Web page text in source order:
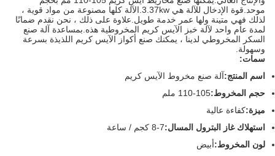
موحد.قوة الإدخال للآلة هي 3.37kw.الآلة كلها مصنوعة من مواد قوية ،
لذلك فهي متينة ولها عمر خدمة طويل.علاوة على ذلك ، نحن نقدم ضمانًا
لمدة عام واحد لآلة خبز الآيس كريم المخروطية هذه.بمساعدة آلة صنع
السكر المخروطي لدينا ، يمكنك صنع أكواز الآيس كريم اللذيذة بسرعة
وسهولة.
سمات:
اسم المنتج:آلة صنع مخروط الآيس كريم
حجم المخروط:105-110 ملم
ميزة:كفاءة عالية
استهلاك غاز البترول المسال:7-8 كجم / ساعة
لون المخروط:أبيض